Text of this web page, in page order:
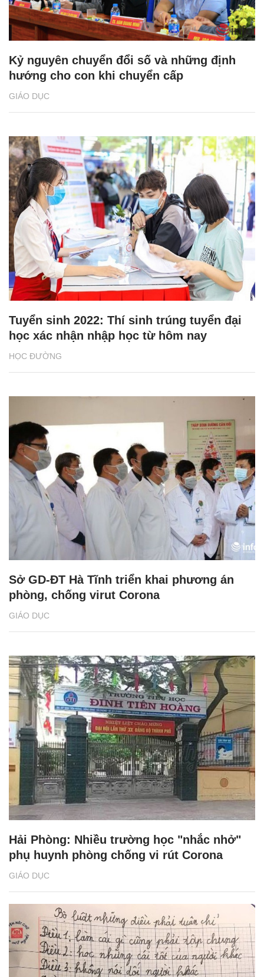
GIÁO DỤC
Kỷ nguyên chuyển đổi số và những định
hướng cho con khi chuyển cấp
HỌC ĐƯỜNG
Tuyển sinh 2022: Thí sinh trúng tuyển đại
học xác nhận nhập học từ hôm nay
GIÁO DỤC
Sở GD-ĐT Hà Tĩnh triển khai phương án
phòng, chống virut Corona
GIÁO DỤC
Hải Phòng: Nhiều trường học "nhắc nhở"
phụ huynh phòng chống vi rút Corona